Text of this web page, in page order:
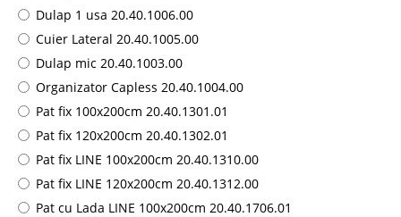
Dulap 1 usa 20.40.1006.00
Cuier Lateral 20.40.1005.00
Dulap mic 20.40.1003.00
Organizator Capless 20.40.1004.00
Pat fix 100x200cm 20.40.1301.01
Pat fix 120x200cm 20.40.1302.01
Pat fix LINE 100x200cm 20.40.1310.00
Pat fix LINE 120x200cm 20.40.1312.00
Pat cu Lada LINE 100x200cm 20.40.1706.01